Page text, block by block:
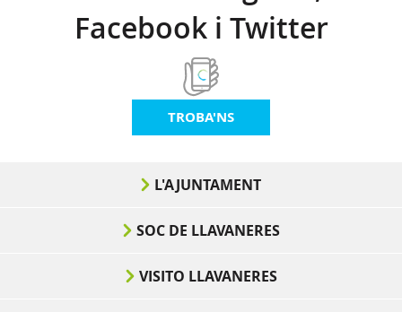
Facebook i Twitter
TROBA'NS
L'AJUNTAMENT
SOC DE LLAVANERES
VISITO LLAVANERES